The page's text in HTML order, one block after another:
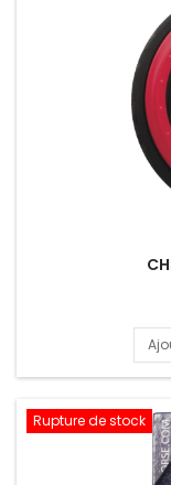
Rupture de stock